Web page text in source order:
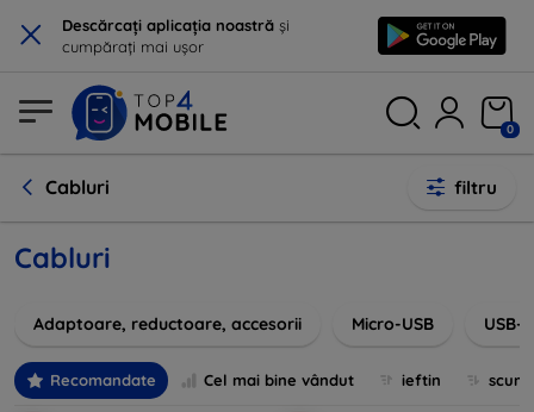
× Descărcați aplicația noastră și
cumpărați mai ușor
0
Cabluri filtru
Cabluri
Adaptoare, reductoare, accesorii Micro-USB USB-C
Recomandate Cel mai bine vândut ieftin